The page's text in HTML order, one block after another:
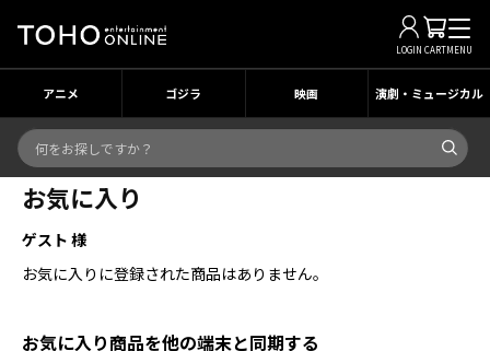
LOGIN CARTMENU
アニメ ゴジラ 映画 演劇・ミュージカル
お気に入り
ゲスト 様
お気に入りに登録された商品はありません。
お気に入り商品を他の端末と同期する